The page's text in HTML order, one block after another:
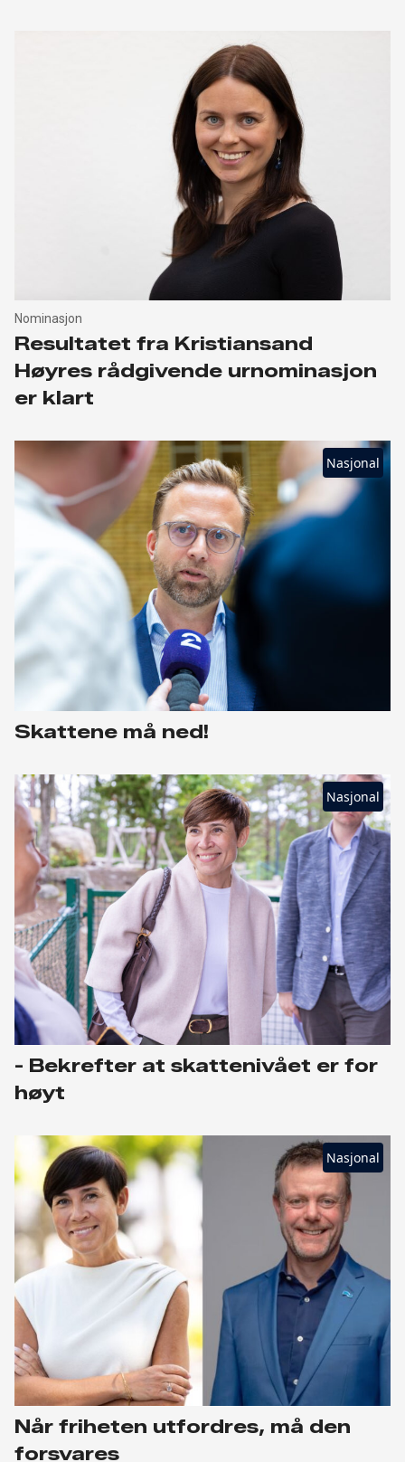
Nominasjon
Resultatet fra Kristiansand
Høyres rådgivende urnominasjon
er klart
Nasjonal
Skattene må ned!
Nasjonal
- Bekrefter at skattenivået er for
høyt
Nasjonal
Når friheten utfordres, må den
forsvares